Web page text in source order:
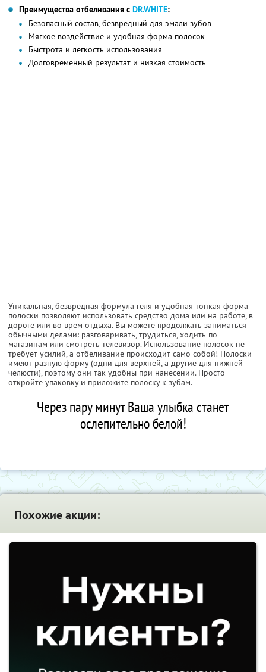
Преимущества отбеливания с DR.WHITE:
Безопасный состав, безвредный для эмали зубов
Мягкое воздействие и удобная форма полосок
Быстрота и легкость использования
Долговременный результат и низкая стоимость
Уникальная, безвредная формула геля и удобная тонкая форма
полоски позволяют использовать средство дома или на работе, в
дороге или во врем отдыха. Вы можете продолжать заниматься
обычными делами: разговаривать, трудиться, ходить по
магазинам или смотреть телевизор. Использование полосок не
требует усилий, а отбеливание происходит само собой! Полоски
имеют разную форму (одни для верхней, а другие для нижней
челюсти), поэтому они так удобны при нанесении. Просто
откройте упаковку и приложите полоску к зубам.
Через пару минут Ваша улыбка станет
ослепительно белой!
Похожие акции: